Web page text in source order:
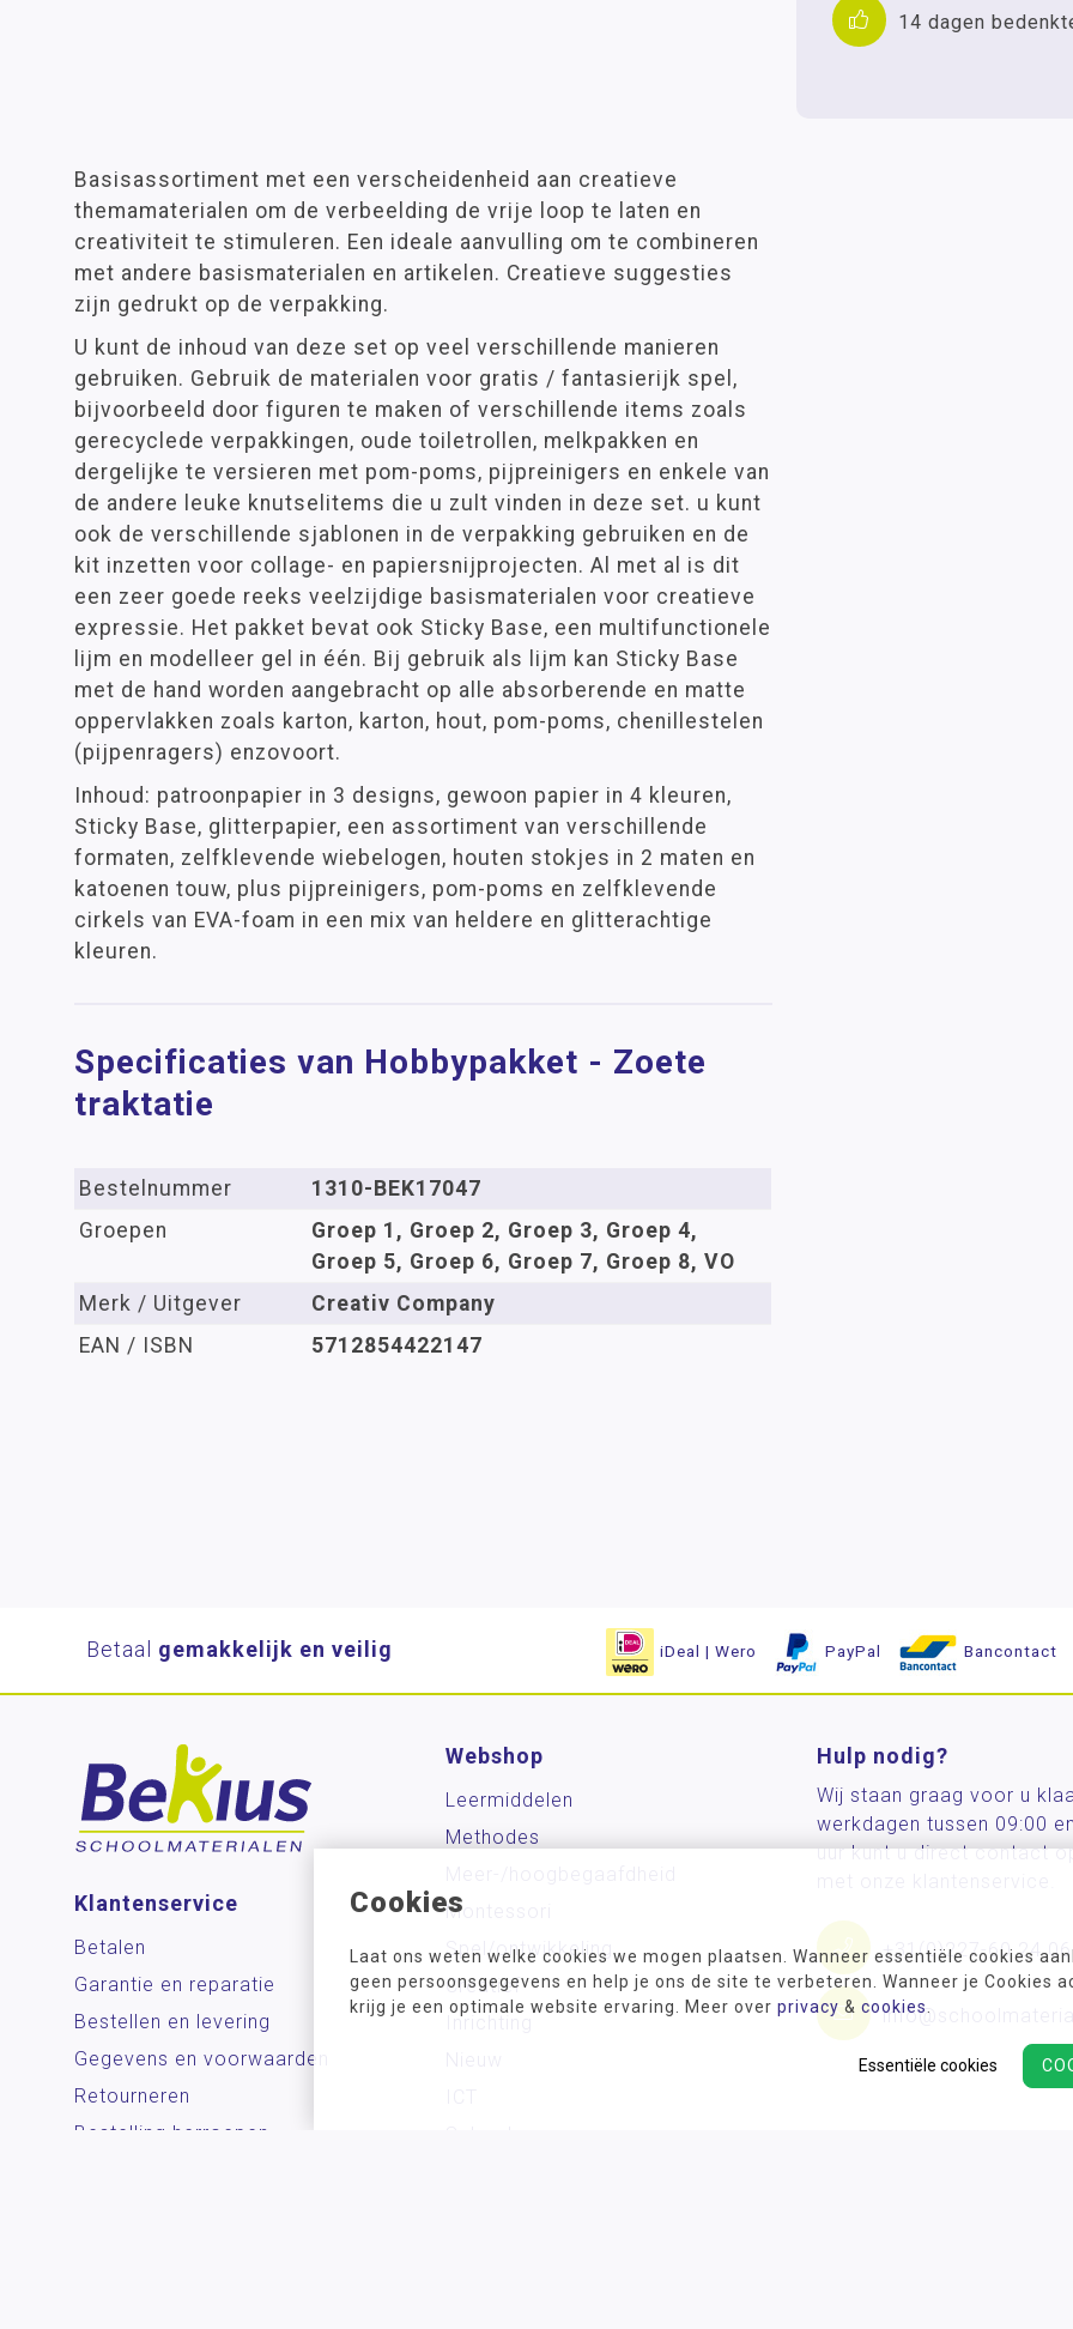
Cookies
Laat ons weten welke cookies we mogen plaatsen. Wanneer essentiële cookies
geen persoonsgegevens en help je ons de site te verbeteren. Wanneer je Cookies
krijg je een optimale website ervaring. Meer over privacy& cookies
Essentiële cookies
14 dagen
Basisassortiment met een verscheidenheid aan creatieve
themamaterialen om de verbeelding de vrije loop te laten en
creativiteit te stimuleren. Een ideale aanvulling om te combineren
met andere basismaterialen en artikelen. Creatieve suggesties
zijn gedrukt op de verpakking.
U kunt de inhoud van deze set op veel verschillende manieren
gebruiken. Gebruik de materialen voor gratis / fantasierijk spel,
bijvoorbeeld door figuren te maken of verschillende items zoals
gerecyclede verpakkingen, oude toiletrollen, melkpakken en
dergelijke te versieren met pom-poms, pijpreinigers en enkele van
de andere leuke knutselitems die u zult vinden in deze set. u kunt
ook de verschillende sjablonen in de verpakking gebruiken en de
kit inzetten voor collage- en papiersnijprojecten. Al met al is dit
een zeer goede reeks veelzijdige basismaterialen voor creatieve
expressie. Het pakket bevat ook Sticky Base, een multifunctionele
lijm en modelleer gel in één. Bij gebruik als lijm kan Sticky Base
met de hand worden aangebracht op alle absorberende en matte
oppervlakken zoals karton, karton, hout, pom-poms, chenillestelen
(pijpenragers) enzovoort.
Inhoud: patroonpapier in 3 designs, gewoon papier in 4 kleuren,
Sticky Base, glitterpapier, een assortiment van verschillende
formaten, zelfklevende wiebelogen, houten stokjes in 2 maten en
katoenen touw, plus pijpreinigers, pom-poms en zelfklevende
cirkels van EVA-foam in een mix van heldere en glitterachtige
kleuren.
Specificaties van Hobbypakket - Zoete
traktatie
Bestelnummer
1310-BEK17047
Groepen
Groep 1, Groep 2, Groep 3, Groep 4,
Groep 5, Groep 6, Groep 7, Groep 8, VO
Merk / Uitgever
Creativ Company
EAN / ISBN
5712854422147
Betaal gemakkelijk en veilig iDeal | Wero PayPal Bancontact
Klantenservice
Betalen
Garantie en reparatie
Bestellen en levering
Gegevens en voorwaarden
Retourneren
Bestelling herroepen
Webshop
Leermiddelen
Methodes
Montessori
Spel/ontwikkeling
Creatief
Inrichting
Hulp nodig?
Wij staan graag voor u
werkdagen tussen 09:00
uur kunt u direct contact
+31(0)227-60 24 06